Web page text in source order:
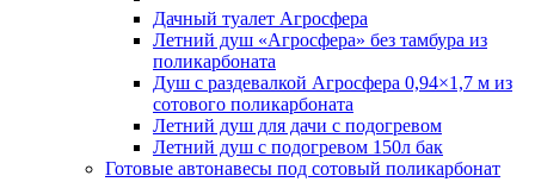
Дачный туалет Агросфера
Летний душ «Агросфера» без тамбура из
поликарбоната
Душ с раздевалкой Агросфера 0,94×1,7 м из
сотового поликарбоната
Летний душ для дачи с подогревом
Летний душ с подогревом 150л бак
Готовые автонавесы под сотовый поликарбонат